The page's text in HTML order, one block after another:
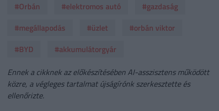
#Orbán
#elektromos autó
#gazdaság
#megállapodás
#üzlet
#orbán viktor
#BYD
#akkumulátorgyár
Ennek a cikknek az előkészítésében AI-asszisztens működött
közre, a végleges tartalmat újságírónk szerkesztette és
ellenőrizte.